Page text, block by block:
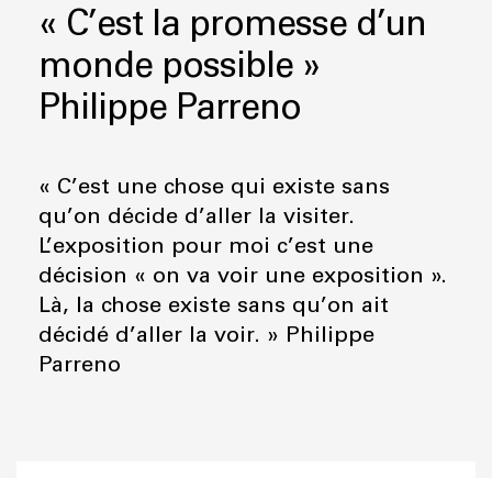
« C’est la promesse d’un
monde possible »
Philippe Parreno
« C’est une chose qui existe sans
qu’on décide d’aller la visiter.
L’exposition pour moi c’est une
décision « on va voir une exposition ».
Là, la chose existe sans qu’on ait
décidé d’aller la voir. » Philippe
Parreno